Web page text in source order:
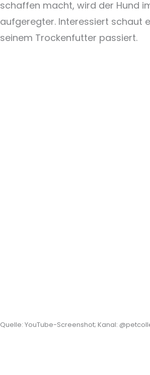
schaffen macht, wird der Hund
aufgeregter. Interessiert schaut
seinem Trockenfutter passiert.
Quelle: YouTube-Screenshot; Kanal: